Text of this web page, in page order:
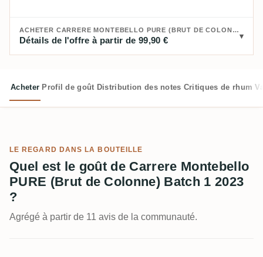
ACHETER CARRERE MONTEBELLO PURE (BRUT DE COLONNE) BATCH 1 2023 :
Détails de l'offre à partir de 99,90 €
Acheter Profil de goût Distribution des notes Critiques de rhum
LE REGARD DANS LA BOUTEILLE
Quel est le goût de Carrere Montebello
PURE (Brut de Colonne) Batch 1 2023
?
Agrégé à partir de 11 avis de la communauté.